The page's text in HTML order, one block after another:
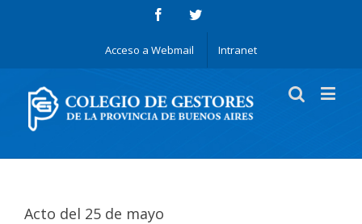
Acceso a Webmail Intranet
Acto del 25 de mayo